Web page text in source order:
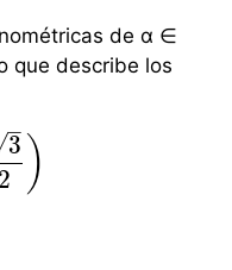
de α ∈
que describe los
3
–
2
)
)